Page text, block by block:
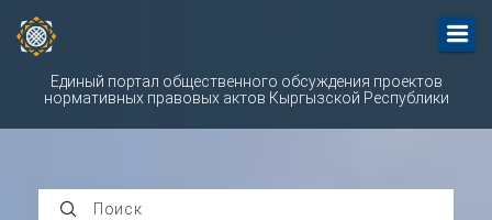
Единый портал общественного обсуждения проектов
нормативных правовых актов Кыргызской Республики
Поиск